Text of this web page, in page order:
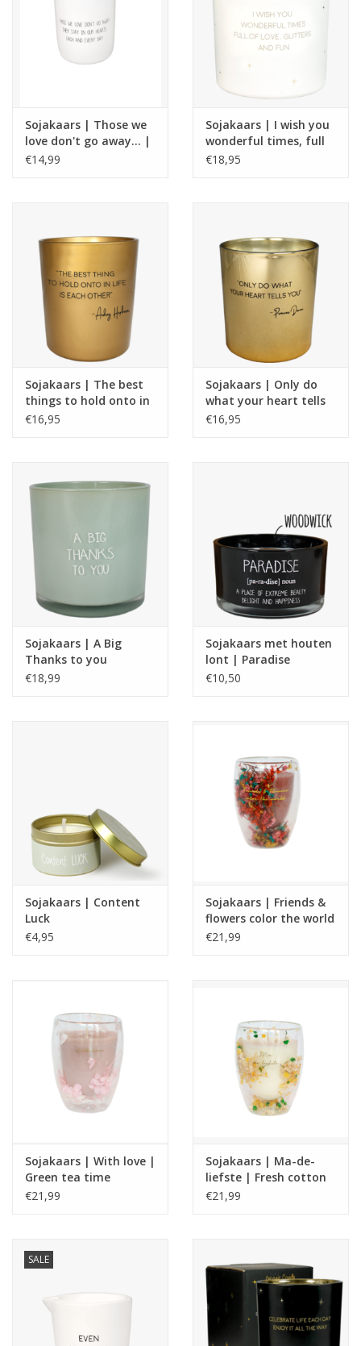
Sojakaars | Those we
love don't go away... |
Fresh cotton
€14,99
Sojakaars | I wish you
wonderful times, full
of love, glitters and
€18,95
Sojakaars | The best
things to hold onto in
life is each other |
€16,95
Sojakaars | Only do
what your heart tells
you | Princes Diana
€16,95
Sojakaars | A Big
Thanks to you
€18,99
Sojakaars met houten
lont | Paradise
€10,50
Sojakaars | Content
Luck
€4,95
Sojakaars | Friends &
flowers color the world
| Silky tonka
€21,99
Sojakaars | With love |
Green tea time
€21,99
Sojakaars | Ma-de-
liefste | Fresh cotton
€21,99
SALE